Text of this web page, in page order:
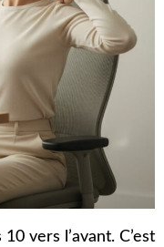
vers l’avant. C’est